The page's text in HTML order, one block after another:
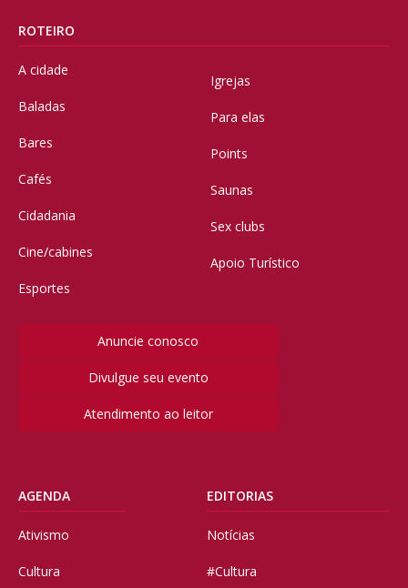
ROTEIRO
A cidade
Baladas
Bares
Cafés
Cidadania
Cine/cabines
Esportes
Igrejas
Para elas
Points
Saunas
Sex clubs
Apoio Turístico
Anuncie conosco
Divulgue seu evento
Atendimento ao leitor
AGENDA
Ativismo
Cultura
EDITORIAS
Notícias
#Cultura